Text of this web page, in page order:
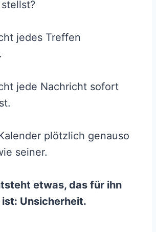
jedes Treffen
jede Nachricht sofort
plötzlich genauso
seiner.
etwas, das für ihn
Unsicherheit.